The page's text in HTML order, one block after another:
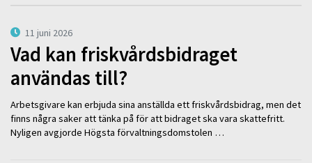
11 juni 2026
Vad kan friskvårdsbidraget
användas till?
Arbetsgivare kan erbjuda sina anställda ett friskvårdsbidrag, men det
finns några saker att tänka på för att bidraget ska vara skattefritt.
Nyligen avgjorde Högsta förvaltningsdomstolen …